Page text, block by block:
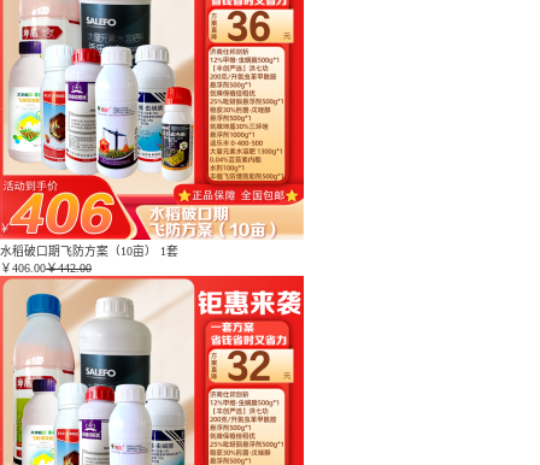
水稻破口期飞防方案（10亩） 1套
￥406.00￥442.00